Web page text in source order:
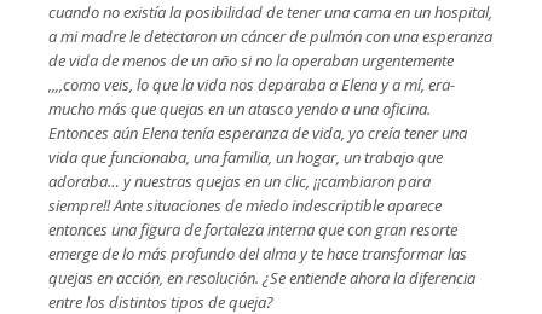
cuando no existía la posibilidad de tener una cama en un hospital,
a mi madre le detectaron un cáncer de pulmón con una esperanza
de vida de menos de un año si no la operaban urgentemente
,,,,como veis, lo que la vida nos deparaba a Elena y a mí, era-
mucho más que quejas en un atasco yendo a una oficina.
Entonces aún Elena tenía esperanza de vida, yo creía tener una
vida que funcionaba, una familia, un hogar, un trabajo que
adoraba… y nuestras quejas en un clic, ¡¡cambiaron para
siempre!! Ante situaciones de miedo indescriptible aparece
entonces una figura de fortaleza interna que con gran resorte
emerge de lo más profundo del alma y te hace transformar las
quejas en acción, en resolución. ¿Se entiende ahora la diferencia
entre los distintos tipos de queja?